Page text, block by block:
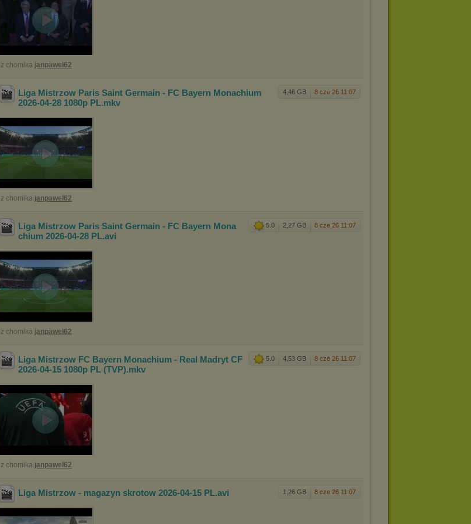
z chomika janpawel62
4,46 GB 8 cze 26 11:07
Liga Mistrzow Paris Saint Germain - FC Bayern Monachium
2026-04-28 1080p PL.mkv
z chomika janpawel62
5.0 2,27 GB 8 cze 26 11:07
Liga Mistrzow Paris Saint Germain - FC Bayern Mona
chium 2026-04-28 PL.avi
z chomika janpawel62
5.0 4,53 GB 8 cze 26 11:07
Liga Mistrzow FC Bayern Monachium - Real Madryt CF
2026-04-15 1080p PL (TVP).mkv
z chomika janpawel62
1,26 GB 8 cze 26 11:07
Liga Mistrzow - magazyn skrotow 2026-04-15 PL.avi